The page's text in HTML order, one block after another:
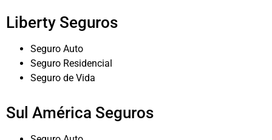
Liberty Seguros
Seguro Auto
Seguro Residencial
Seguro de Vida
Sul América Seguros